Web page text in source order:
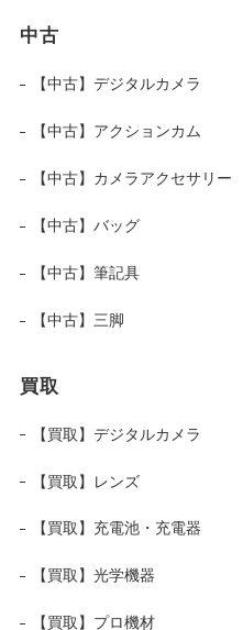
中古
【中古】デジタルカメラ
【中古】アクションカム
【中古】カメラアクセサリー
【中古】バッグ
【中古】筆記具
【中古】三脚
買取
【買取】デジタルカメラ
【買取】レンズ
【買取】充電池・充電器
【買取】光学機器
【買取】プロ機材